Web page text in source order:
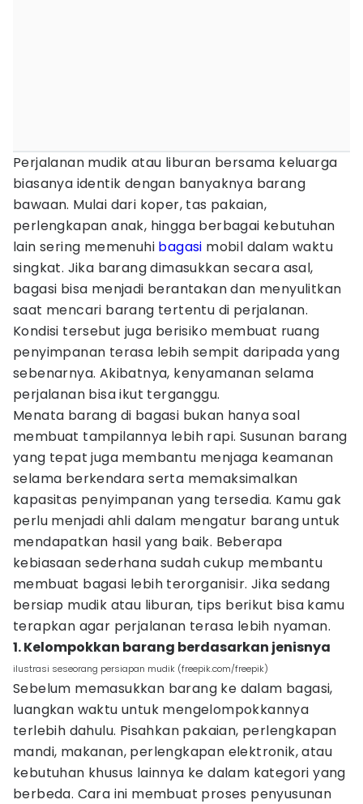
Perjalanan mudik atau liburan bersama keluarga
biasanya identik dengan banyaknya barang
bawaan. Mulai dari koper, tas pakaian,
perlengkapan anak, hingga berbagai kebutuhan
lain sering memenuhi bagasi mobil dalam waktu
singkat. Jika barang dimasukkan secara asal,
bagasi bisa menjadi berantakan dan menyulitkan
saat mencari barang tertentu di perjalanan.
Kondisi tersebut juga berisiko membuat ruang
penyimpanan terasa lebih sempit daripada yang
sebenarnya. Akibatnya, kenyamanan selama
perjalanan bisa ikut terganggu.
Menata barang di bagasi bukan hanya soal
membuat tampilannya lebih rapi. Susunan barang
yang tepat juga membantu menjaga keamanan
selama berkendara serta memaksimalkan
kapasitas penyimpanan yang tersedia. Kamu gak
perlu menjadi ahli dalam mengatur barang untuk
mendapatkan hasil yang baik. Beberapa
kebiasaan sederhana sudah cukup membantu
membuat bagasi lebih terorganisir. Jika sedang
bersiap mudik atau liburan, tips berikut bisa kamu
terapkan agar perjalanan terasa lebih nyaman.
1. Kelompokkan barang berdasarkan jenisnya
ilustrasi seseorang persiapan mudik (freepik.com/freepik)
Sebelum memasukkan barang ke dalam bagasi,
luangkan waktu untuk mengelompokkannya
terlebih dahulu. Pisahkan pakaian, perlengkapan
mandi, makanan, perlengkapan elektronik, atau
kebutuhan khusus lainnya ke dalam kategori yang
berbeda. Cara ini membuat proses penyusunan